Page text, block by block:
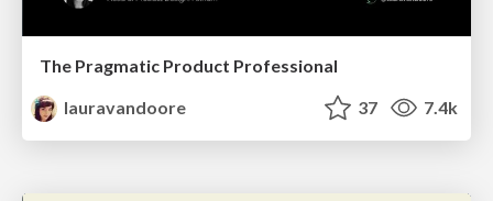
The Pragmatic Product Professional
lauravandoore
37 7.4k